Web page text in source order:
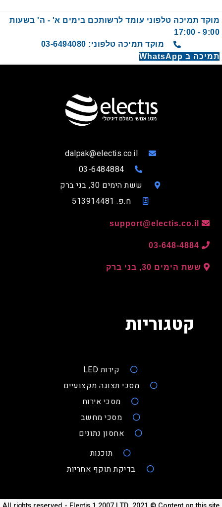
מוקד תמיכה טלפוני עומד לרשותכם בימים א' - ה' בשעות
9:00 - 17:00
מוקד תמיכה טלפוני: 03-6494080
תמיכה ב WhatsApp
dalpak@electis.co.il
03-6484884
ששת הימים 30, בני ברק
ח.פ. 513914481
support@electis.co.il
03-648-4884
ששת הימים 30, בני ברק
קטגוריות
קירות LED
מסכי תצוגה מקצועיים
מסכי אירוח
מסכי מחשב
אחסון נתונים
תוכנות
בדיקת תוקף אחריות